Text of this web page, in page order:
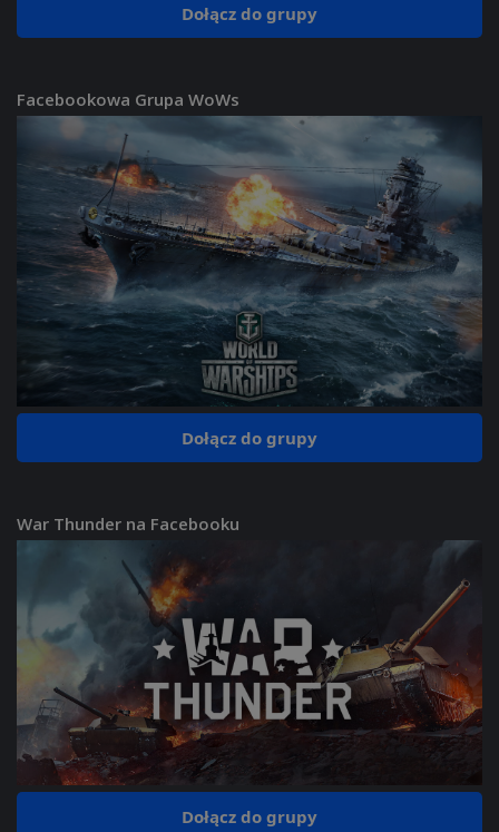
Dołącz do grupy
Facebookowa Grupa WoWs
Dołącz do grupy
War Thunder na Facebooku
Dołącz do grupy